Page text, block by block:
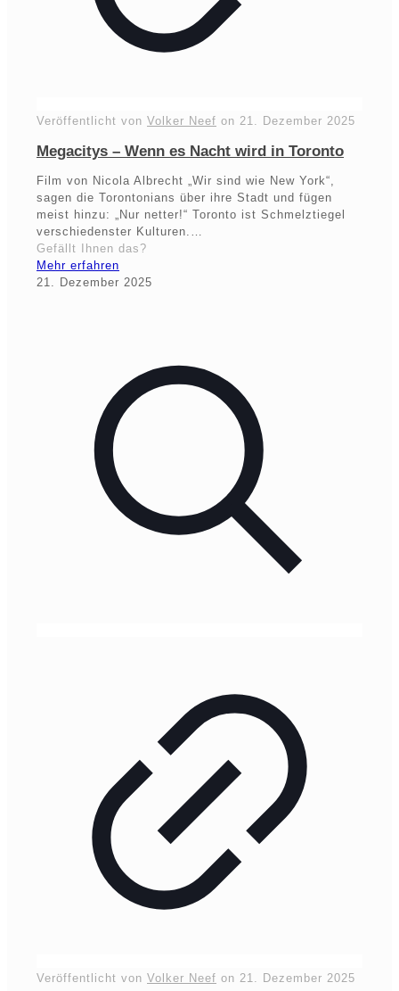
Veröffentlicht von Volker Neef on 21. Dezember 2025
Megacitys – Wenn es Nacht wird in Toronto
Film von Nicola Albrecht „Wir sind wie New York“,
sagen die Torontonians über ihre Stadt und fügen
meist hinzu: „Nur netter!“ Toronto ist Schmelztiegel
verschiedenster Kulturen.…
Gefällt Ihnen das?
Mehr erfahren
21. Dezember 2025
Veröffentlicht von Volker Neef on 21. Dezember 2025